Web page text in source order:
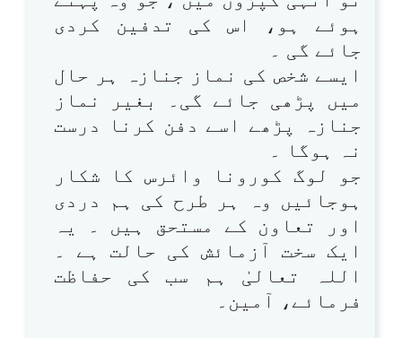
ہوئے ہو، اس کی تدفین کردی
جائے گی ۔
ایسے شخص کی نماز جنازہ ہر حال
میں پڑھی جائے گی۔ بغیر نماز
جنازہ پڑھے اسے دفن کرنا درست
نہ ہوگا ۔
جو لوگ کورونا وائرس کا شکار
ہوجائیں وہ ہر طرح کی ہم دردی
اور تعاون کے مستحق ہیں ۔ یہ
ایک سخت آزمائش کی حالت ہے ۔
اللہ تعالیٰ ہم سب کی حفاظت
فرمائے، آمین۔